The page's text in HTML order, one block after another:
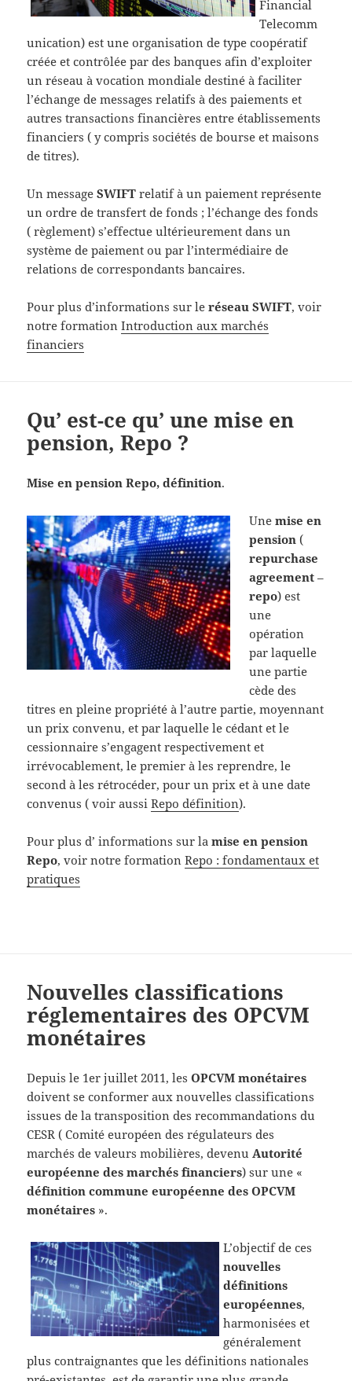
Financial
Telecomm
unication) est une organisation de type coopératif
créée et contrôlée par des banques afin d’exploiter
un réseau à vocation mondiale destiné à faciliter
l’échange de messages relatifs à des paiements et
autres transactions financières entre établissements
financiers ( y compris sociétés de bourse et maisons
de titres).
Un messageSWIFT relatif à un paiement représente
un ordre de transfert de fonds ; l’échange des fonds
( règlement) s’effectue ultérieurement dans un
système de paiement ou par l’intermédiaire de
relations de correspondants bancaires.
Pour plus d’informations sur leréseau SWIFT, voir
notre formationIntroduction aux marchés
financiers
Qu’ est-ce qu’ une mise en
pension, Repo ?
Mise en pension Repo, définition.
Unemise en
pension (
repurchase
agreement –
repo) est
une
opération
par laquelle
une partie
cède des
titres en pleine propriété à l’autre partie, moyennant
un prix convenu, et par laquelle le cédant et le
cessionnaire s’engagent respectivement et
irrévocablement, le premier à les reprendre, le
second à les rétrocéder, pour un prix et à une date
convenus ( voir aussiRepo définition).
Pour plus d’ informations sur lamise en pension
Repo, voir notre formationRepo : fondamentaux et
pratiques
Nouvelles classifications
réglementaires des OPCVM
monétaires
Depuis le 1er juillet 2011, lesOPCVM monétaires
doivent se conformer aux nouvelles classifications
issues de la transposition des recommandations du
CESR ( Comité européen des régulateurs des
marchés de valeurs mobilières, devenuAutorité
européenne des marchés financiers) sur une «
définition commune européenne des OPCVM
monétaires ».
L’objectif de ces
nouvelles
définitions
européennes,
harmonisées et
généralement
plus contraignantes que les définitions nationales